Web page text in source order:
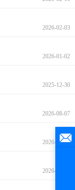
2026-02-03
2026-01-02
2025-12-30
2026-08-07
2026-08-07
2026-08-07